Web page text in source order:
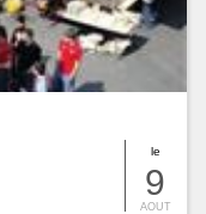
le
9
AOUT